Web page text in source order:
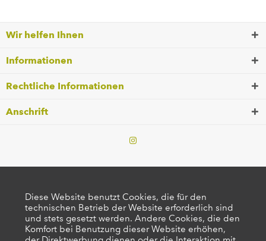
Wir helfen Ihnen
Informationen
Rechtliche Informationen
Anschrift
Diese Website benutzt Cookies, die für den
technischen Betrieb der Website erforderlich sind
und stets gesetzt werden. Andere Cookies, die den
Komfort bei Benutzung dieser Website erhöhen,